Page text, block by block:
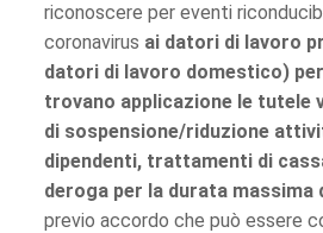
riconoscere per eventi
coronavirus ai datori di lavoro
datori di lavoro domestico)
trovano applicazione le tutele
di sospensione/riduzione
dipendenti, trattamenti di
deroga per la durata massima
previo accordo che può essere